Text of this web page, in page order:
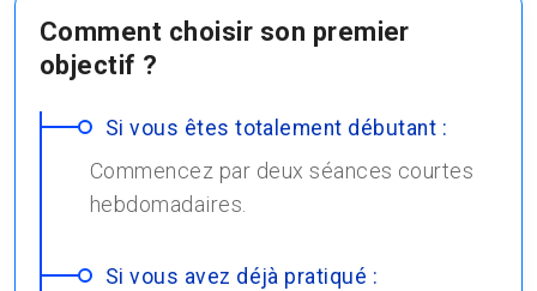
Comment choisir son premier
objectif ?
Si vous êtes totalement débutant :
Commencez par deux séances courtes
hebdomadaires.
Si vous avez déjà pratiqué :